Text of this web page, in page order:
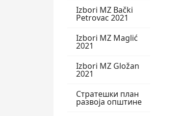
Izbori MZ Bački
Petrovac 2021
Izbori MZ Maglić
2021
Izbori MZ Gložan
2021
Стратешки план
развоја општине